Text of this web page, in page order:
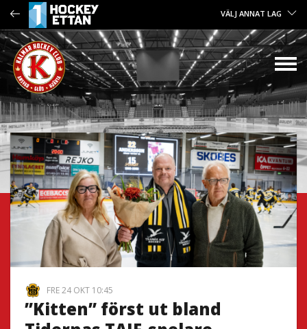
VÄLJ ANNAT LAG
FRE 24 OKT 10:45
”Kitten” först ut bland